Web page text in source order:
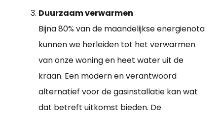
Duurzaam verwarmen
Bijna 80% van de maandelijkse energienota
kunnen we herleiden tot het verwarmen
van onze woning en heet water uit de
kraan. Een modern en verantwoord
alternatief voor de gasinstallatie kan wat
dat betreft uitkomst bieden. De